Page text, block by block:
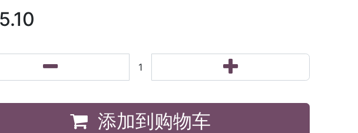
添加到购物车